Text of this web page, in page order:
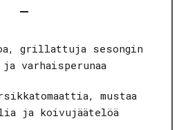
grillattuja sesongin
varhaisperunaa
mustaa
ja koivujäätelöä